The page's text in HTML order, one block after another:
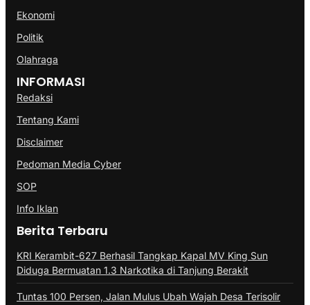
Ekonomi
Politik
Olahraga
INFORMASI
Redaksi
Tentang Kami
Disclaimer
Pedoman Media Cyber
SOP
Info Iklan
Berita Terbaru
KRI Kerambit-627 Berhasil Tangkap Kapal MV King Sun
Diduga Bermuatan 1.3 Narkotika di Tanjung Berakit
Tuntas 100 Persen, Jalan Mulus Ubah Wajah Desa Terisolir